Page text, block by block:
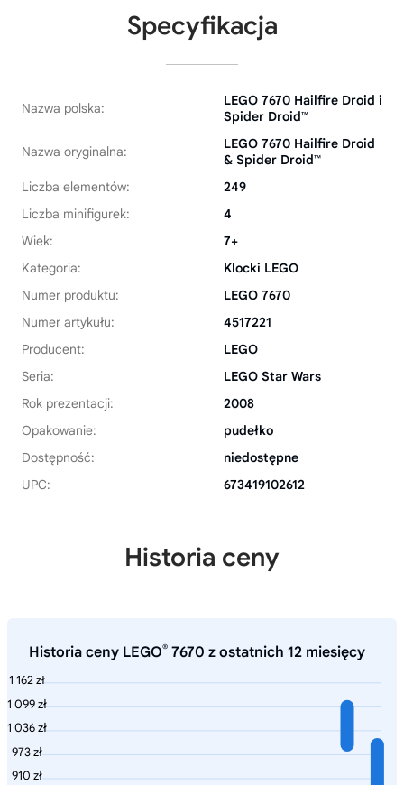
Specyfikacja
Nazwa polska:
LEGO 7670 Hailfire Droid i
Spider Droid™
Nazwa oryginalna:
LEGO 7670 Hailfire Droid
& Spider Droid™
Liczba elementów:
249
Liczba minifigurek:
4
Wiek:
7+
Kategoria:
Klocki LEGO
Numer produktu:
LEGO 7670
Numer artykułu:
4517221
Producent:
LEGO
Seria:
LEGO Star Wars
Rok prezentacji:
2008
Opakowanie:
pudełko
Dostępność:
niedostępne
UPC:
673419102612
Historia ceny
Historia ceny LEGO® 7670 z ostatnich 12 miesięcy
1 162 zł
1 099 zł
1 036 zł
973 zł
910 zł